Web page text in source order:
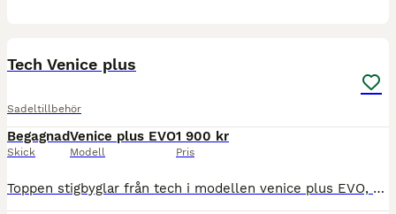
Tech Venice plus
Sadeltillbehör
Begagnad
Skick
Venice plus EVO
Modell
1 900 kr
Pris
Toppen stigbyglar från tech i modellen venice plus EVO, helsvarta. Den lite mer avancerade modellen med stötdämpning i. Fint använt skick! Nypris över 4k. Hämtas i Tullinge/Grödinge eller skickas mot